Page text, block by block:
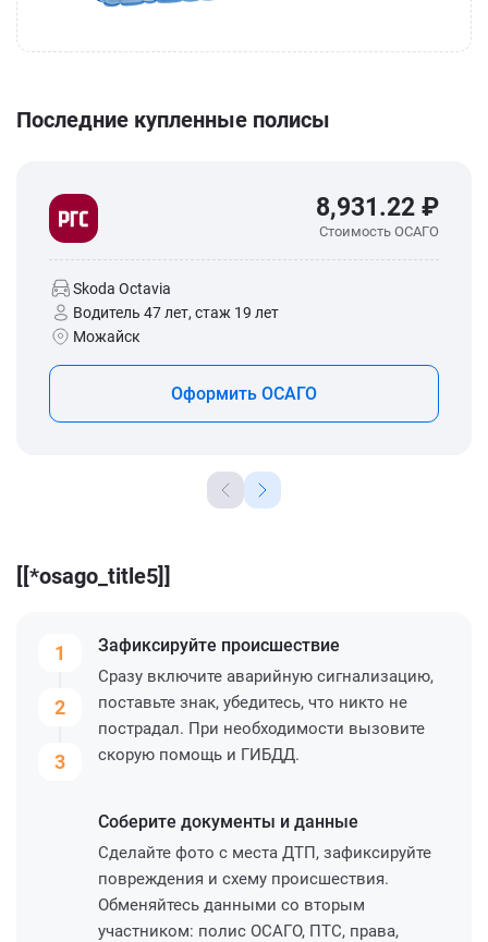
Последние купленные полисы
8,931.22 ₽
Стоимость ОСАГО
Skoda Octavia
Водитель 47 лет, стаж 19 лет
Можайск
Оформить ОСАГО
[[*osago_title5]]
1
2
3
Зафиксируйте происшествие
Сразу включите аварийную сигнализацию,
поставьте знак, убедитесь, что никто не
пострадал. При необходимости вызовите
скорую помощь и ГИБДД.
Соберите документы и данные
Сделайте фото с места ДТП, зафиксируйте
повреждения и схему происшествия.
Обменяйтесь данными со вторым
участником: полис ОСАГО, ПТС, права,